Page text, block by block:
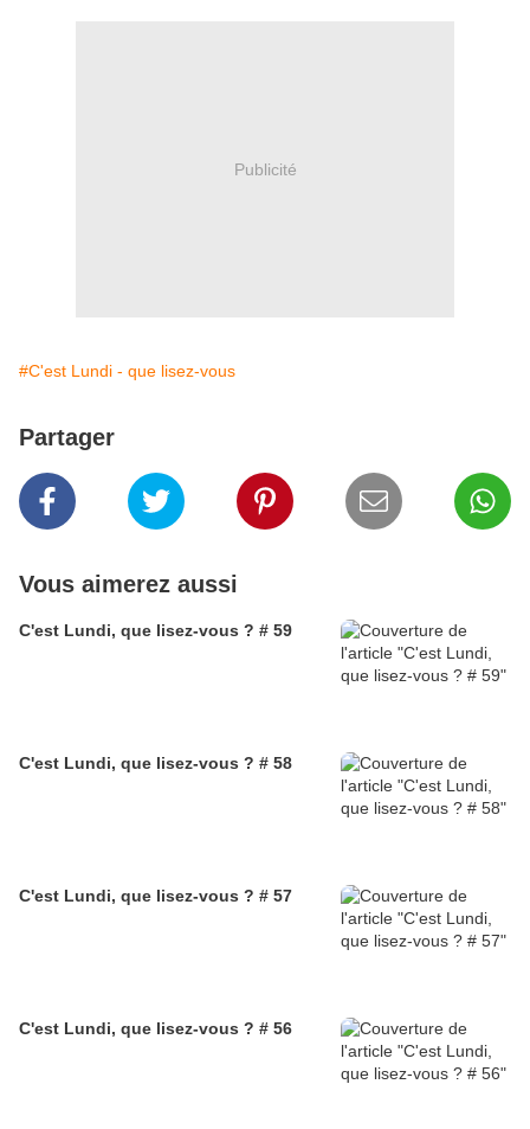
Publicité
#C'est Lundi - que lisez-vous
Partager
Vous aimerez aussi
C'est Lundi, que lisez-vous ? # 59
C'est Lundi, que lisez-vous ? # 58
C'est Lundi, que lisez-vous ? # 57
C'est Lundi, que lisez-vous ? # 56